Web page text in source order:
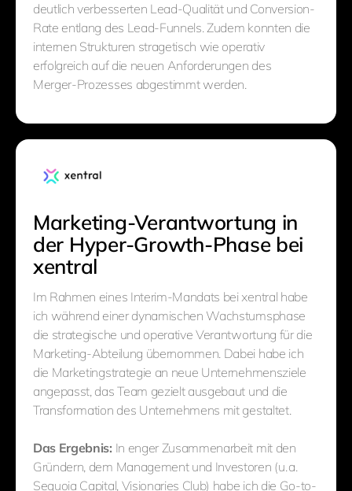
deutlich verbesserten Lead-Qualität und Conversion-
Rate entlang des Lead-Funnels. Zudem konnten die
internen Strukturen stragetisch wie operativ
erfolgreich auf die neuen Anforderungen des
Merger-Prozesses abgestimmt werden.
Marketing-Verantwortung in
der Hyper-Growth-Phase bei
xentral
Im Rahmen eines Interim-Mandats bei xentral habe
ich während einer dynamischen Wachstumsphase
die strategische und operative Verantwortung für die
Marketing-Abteilung übernommen. Dabei habe ich
die Marketingstrategie an neue Unternehmensziele
angepasst, das Team gezielt ausgebaut und die
Transformation des Unternehmens mit gestaltet.
Das Ergebnis: In enger Zusammenarbeit mit den
Gründern, dem Management und Investoren (u. a.
Sequoia Capital, Visionaries Club) habe ich die Go-to-